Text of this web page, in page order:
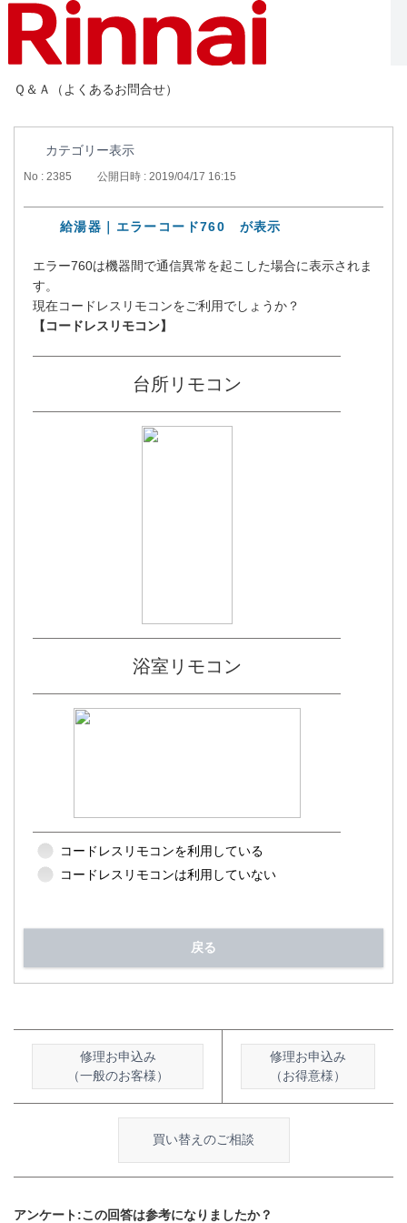
Ｑ＆Ａ（よくあるお問合せ）
カテゴリー表示
No : 2385 公開日時 : 2019/04/17 16:15
給湯器｜エラーコード760 が表示
エラー760は機器間で通信異常を起こした場合に表示されま
す。
現在コードレスリモコンをご利用でしょうか？
【コードレスリモコン】
台所リモコン
浴室リモコン
コードレスリモコンを利用している
コードレスリモコンは利用していない
戻る
修理お申込み
（一般のお客様）
修理お申込み
（お得意様）
買い替えのご相談
アンケート:この回答は参考になりましたか？